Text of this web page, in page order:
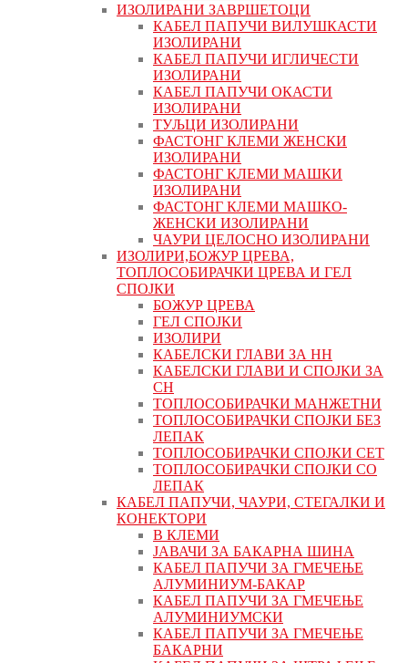
ИЗОЛИРАНИ ЗАВРШЕТОЦИ
КАБЕЛ ПАПУЧИ ВИЛУШКАСТИ
ИЗОЛИРАНИ
КАБЕЛ ПАПУЧИ ИГЛИЧЕСТИ
ИЗОЛИРАНИ
КАБЕЛ ПАПУЧИ ОКАСТИ
ИЗОЛИРАНИ
ТУЉЦИ ИЗОЛИРАНИ
ФАСТОНГ КЛЕМИ ЖЕНСКИ
ИЗОЛИРАНИ
ФАСТОНГ КЛЕМИ МАШКИ
ИЗОЛИРАНИ
ФАСТОНГ КЛЕМИ МАШКO-
ЖЕНСКИ ИЗОЛИРАНИ
ЧАУРИ ЦЕЛОСНО ИЗОЛИРАНИ
ИЗОЛИРИ,БОЖУР ЦРЕВА,
ТОПЛОСОБИРАЧКИ ЦРЕВА И ГЕЛ
СПОЈКИ
БОЖУР ЦРЕВА
ГЕЛ СПОЈКИ
ИЗОЛИРИ
КАБЕЛСКИ ГЛАВИ ЗА НН
КАБЕЛСКИ ГЛАВИ И СПОЈКИ ЗА
СН
ТОПЛОСОБИРАЧКИ МАНЖЕТНИ
ТОПЛОСОБИРАЧКИ СПОЈКИ БЕЗ
ЛЕПАК
ТОПЛОСОБИРАЧКИ СПОЈКИ СЕТ
ТОПЛОСОБИРАЧКИ СПОЈКИ СО
ЛЕПАК
КАБЕЛ ПАПУЧИ, ЧАУРИ, СТЕГАЛКИ И
КОНЕКТОРИ
В КЛЕМИ
ЈАВАЧИ ЗА БАКАРНА ШИНА
КАБЕЛ ПАПУЧИ ЗА ГМЕЧЕЊЕ
АЛУМИНИУМ-БАКАР
КАБЕЛ ПАПУЧИ ЗА ГМЕЧЕЊЕ
АЛУМИНИУМСКИ
КАБЕЛ ПАПУЧИ ЗА ГМЕЧЕЊЕ
БАКАРНИ